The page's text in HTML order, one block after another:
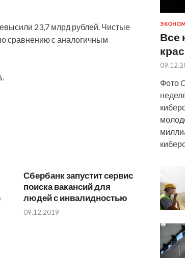
23,7 млрд рублей. Чистые
сравнению с аналогичным
Сбербанк запустит сервис
поиска вакансий для
людей с инвалидностью
09.12.2019
Все
Фото